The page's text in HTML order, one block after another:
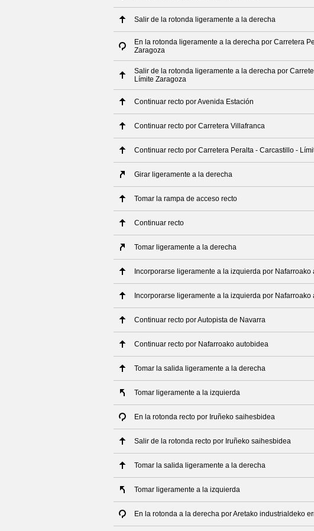
Salir de la rotonda ligeramente a la derecha
En la rotonda ligeramente a la derecha por Carretera
Zaragoza
Salir de la rotonda ligeramente a la derecha por
Límite Zaragoza
Continuar recto por Avenida Estación
Continuar recto por Carretera Villafranca
Continuar recto por Carretera Peralta - Carcastillo -
Girar ligeramente a la derecha
Tomar la rampa de acceso recto
Continuar recto
Tomar ligeramente a la derecha
Incorporarse ligeramente a la izquierda por Nafarroako
Incorporarse ligeramente a la izquierda por Nafarroako
Continuar recto por Autopista de Navarra
Continuar recto por Nafarroako autobidea
Tomar la salida ligeramente a la derecha
Tomar ligeramente a la izquierda
En la rotonda recto por Iruñeko saihesbidea
Salir de la rotonda recto por Iruñeko saihesbidea
Tomar la salida ligeramente a la derecha
Tomar ligeramente a la izquierda
En la rotonda a la derecha por Aretako industrialdeko